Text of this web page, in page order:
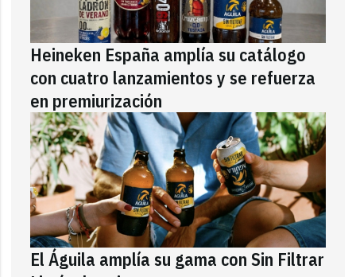
Heineken España amplía su catálogo
con cuatro lanzamientos y se refuerza
en premiurización
El Águila amplía su gama con Sin Filtrar